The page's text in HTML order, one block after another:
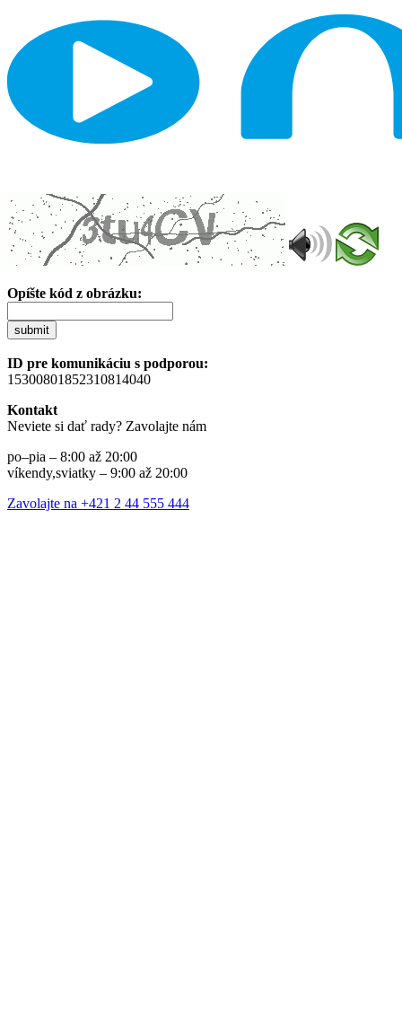
Opíšte kód z obrázku:
submit
ID pre komunikáciu s podporou:
15300801852310814040
Kontakt
Neviete si dať rady? Zavolajte nám
po–pia – 8:00 až 20:00
víkendy,sviatky – 9:00 až 20:00
Zavolajte na +421 2 44 555 444